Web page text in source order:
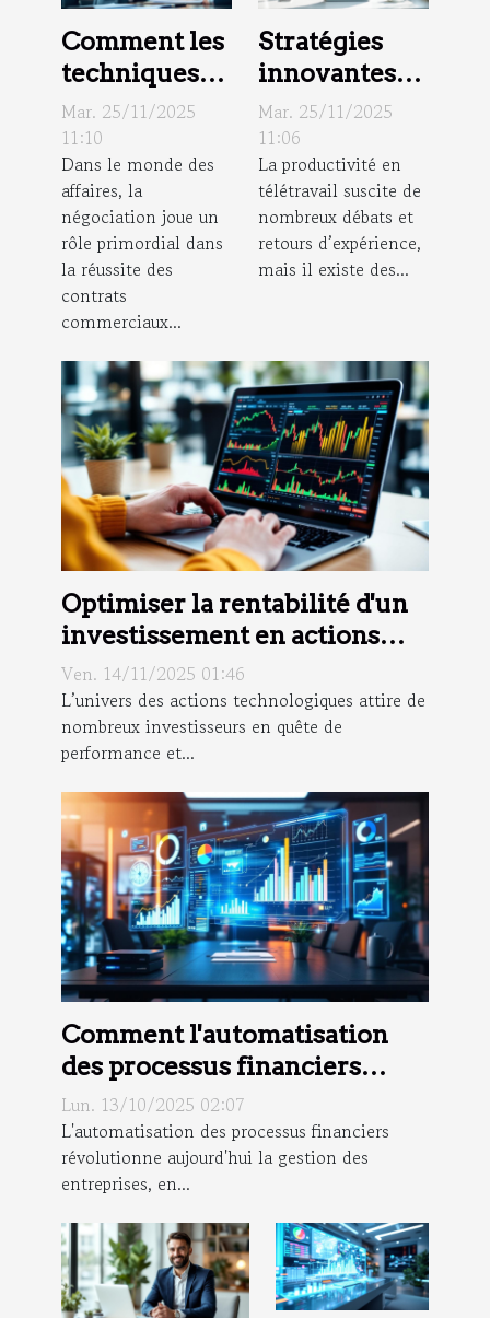
Comment les
techniques
de
négociation
influencent
le succès des
contrats
commerciaux
?
Mar. 25/11/2025
11:10
Dans le monde des
affaires, la
négociation joue un
rôle primordial dans
la réussite des
contrats
commerciaux...
Stratégies
innovantes
pour
optimiser la
productivité
en télétravail
Mar. 25/11/2025
11:06
La productivité en
télétravail suscite de
nombreux débats et
retours d’expérience,
mais il existe des...
Optimiser la rentabilité d'un
investissement en actions
technologiques
Ven. 14/11/2025 01:46
L’univers des actions technologiques attire de
nombreux investisseurs en quête de
performance et...
Comment l'automatisation
des processus financiers
peut-elle transformer les
PME ?
Lun. 13/10/2025 02:07
L'automatisation des processus financiers
révolutionne aujourd'hui la gestion des
entreprises, en...